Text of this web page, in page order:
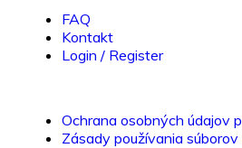
FAQ
Kontakt
Login / Register
Ochrana osobných údajov
Zásady používania súborov